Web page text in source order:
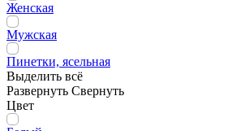
Женская
Мужская
Пинетки, ясельная
Выделить всё
Развернуть Свернуть
Цвет